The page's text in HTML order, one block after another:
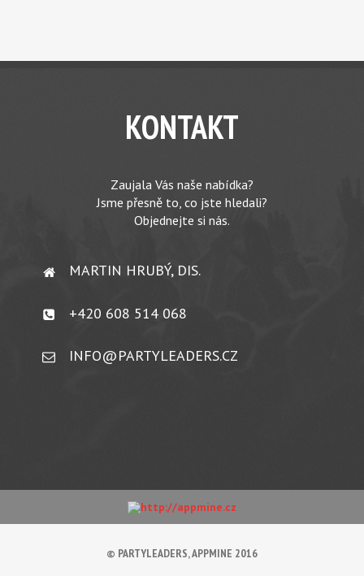
KONTAKT
Zaujala Vás naše nabídka?
Jsme přesně to, co jste hledali?
Objednejte si nás.
MARTIN HRUBÝ, DIS.
+420 608 514 068
INFO@PARTYLEADERS.CZ
© PARTYLEADERS, APPMINE 2016